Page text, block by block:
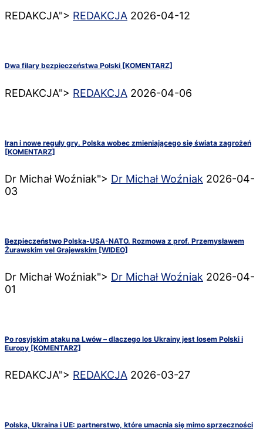
REDAKCJA"> REDAKCJA 2026-04-12
Dwa filary bezpieczeństwa Polski [KOMENTARZ]
REDAKCJA"> REDAKCJA 2026-04-06
Iran i nowe reguły gry. Polska wobec zmieniającego się świata zagrożeń
[KOMENTARZ]
Dr Michał Woźniak"> Dr Michał Woźniak 2026-04-
03
Bezpieczeństwo Polska-USA-NATO. Rozmowa z prof. Przemysławem
Żurawskim vel Grajewskim [WIDEO]
Dr Michał Woźniak"> Dr Michał Woźniak 2026-04-
01
Po rosyjskim ataku na Lwów – dlaczego los Ukrainy jest losem Polski i
Europy [KOMENTARZ]
REDAKCJA"> REDAKCJA 2026-03-27
Polska, Ukraina i UE: partnerstwo, które umacnia się mimo sprzeczności